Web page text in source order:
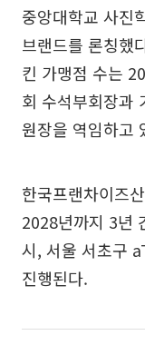
중앙대학교 사진
브랜드를 론칭했
킨 가맹점 수는
회 수석부회장과
원장을 역임하고
한국프랜차이즈
2028년까지 3년
시, 서울 서초구
진행된다.